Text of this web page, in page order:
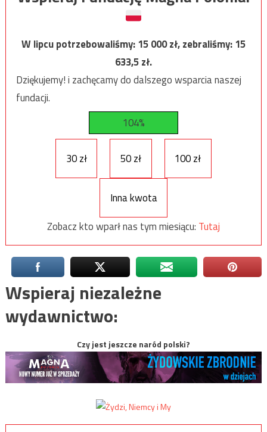
W lipcu potrzebowaliśmy:15 000zł, zebraliśmy:15
633,5zł.
Dziękujemy! i zachęcamy do dalszego wsparcia naszej
fundacji.
104%
30 zł 50 zł 100 zł
Inna kwota
Zobacz kto wparł nas tym miesiącu: Tutaj
Wspieraj niezależne
wydawnictwo:
Czy jest jeszcze naród polski?